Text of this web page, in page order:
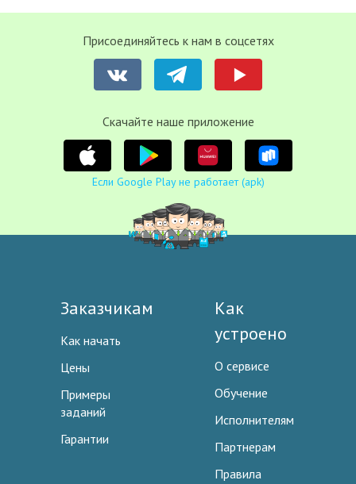
Присоединяйтесь к нам в соцсетях
Cкачайте наше приложение
Если Google Play не работает (apk)
Заказчикам
Как начать
Цены
Примеры
заданий
Гарантии
Как
устроено
О сервисе
Обучение
Исполнителям
Партнерам
Правила